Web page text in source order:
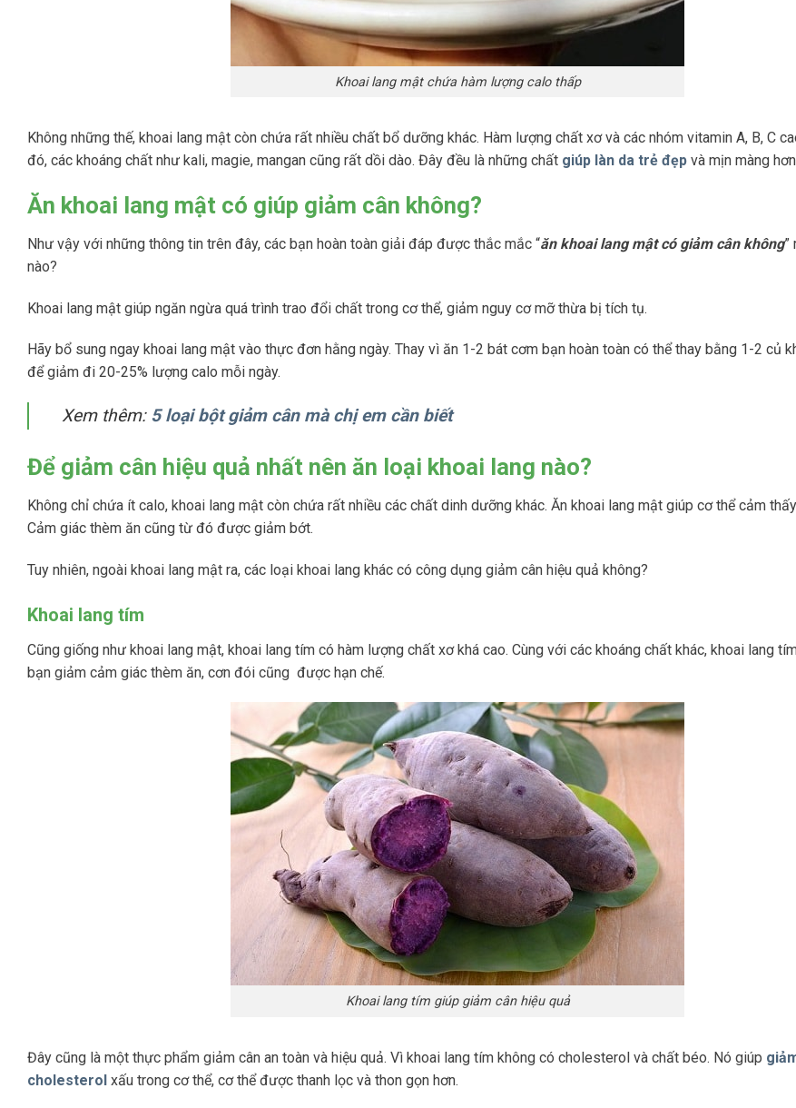
Khoai lang mật chứa hàm lượng calo thấp
Không những thế, khoai lang mật còn chứa rất nhiều chất bổ dưỡng khác. Hàm lượng chất xơ và các nhóm vitamin A, B, C
đó, các khoáng chất như kali, magie, mangan cũng rất dồi dào. Đây đều là những chất giúp làn da trẻ đẹp và mịn màng
Ăn khoai lang mật có giúp giảm cân không?
Như vậy với những thông tin trên đây, các bạn hoàn toàn giải đáp được thắc mắc “ăn khoai lang mật có giảm cân không”
nào?
Khoai lang mật giúp ngăn ngừa quá trình trao đổi chất trong cơ thể, giảm nguy cơ mỡ thừa bị tích tụ.
Hãy bổ sung ngay khoai lang mật vào thực đơn hằng ngày. Thay vì ăn 1-2 bát cơm bạn hoàn toàn có thể thay bằng 1-2 củ
để giảm đi 20-25% lượng calo mỗi ngày.
Xem thêm: 5 loại bột giảm cân mà chị em cần biết
Để giảm cân hiệu quả nhất nên ăn loại khoai lang nào?
Không chỉ chứa ít calo, khoai lang mật còn chứa rất nhiều các chất dinh dưỡng khác. Ăn khoai lang mật giúp cơ thể cảm
Cảm giác thèm ăn cũng từ đó được giảm bớt.
Tuy nhiên, ngoài khoai lang mật ra, các loại khoai lang khác có công dụng giảm cân hiệu quả không?
Khoai lang tím
Cũng giống như khoai lang mật, khoai lang tím có hàm lượng chất xơ khá cao. Cùng với các khoáng chất khác, khoai lang
bạn giảm cảm giác thèm ăn, cơn đói cũng được hạn chế.
Khoai lang tím giúp giảm cân hiệu quả
Đây cũng là một thực phẩm giảm cân an toàn và hiệu quả. Vì khoai lang tím không có cholesterol và chất béo. Nó giúp
cholesterol xấu trong cơ thể, cơ thể được thanh lọc và thon gọn hơn.